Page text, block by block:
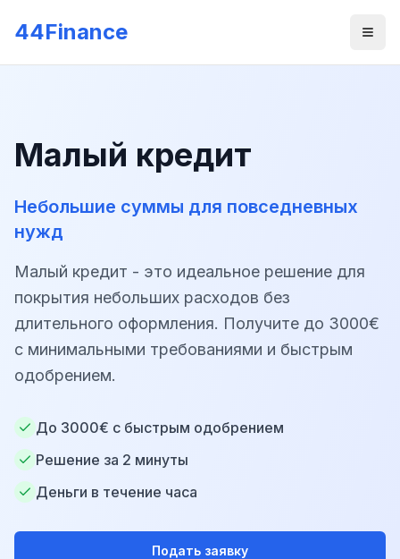
44Finance
Малый кредит
Небольшие суммы для повседневных
нужд
Малый кредит - это идеальное решение для
покрытия небольших расходов без
длительного оформления. Получите до 3000€
с минимальными требованиями и быстрым
одобрением.
До 3000€ с быстрым одобрением
Решение за 2 минуты
Деньги в течение часа
Подать заявку